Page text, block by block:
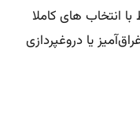
انتخاب های کاملا
یا دروغپردازی